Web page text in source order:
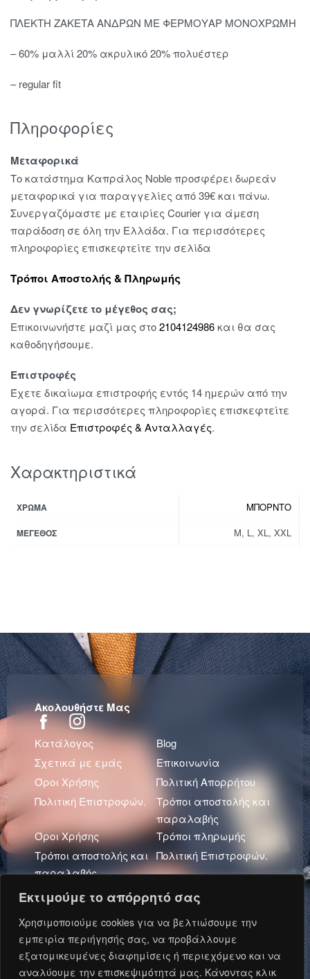
Εκτιμούμε το απόρρητό σας
Χρησιμοποιούμε cookies για να βελτιώσουμε την
εμπειρία περιήγησής σας, να προβάλλουμε
εξατομικευμένες διαφημίσεις ή περιεχόμενο και να
αναλύουμε την επισκεψιμότητά μας. Κάνοντας κλικ
ΠΛΕΚΤΗ ΖΑΚΕΤΑ ΑΝΔΡΩΝ ΜΕ ΦΕΡΜΟΥΑΡ ΜΟΝΟΧΡΩΜΗ
– 60% μαλλί 20% ακρυλικό 20% πολυέστερ
– regular fit
Πληροφορίες
Μεταφορικά
Το κατάστημα Καπράλος Noble προσφέρει δωρεάν
μεταφορικά για παραγγελίες από 39€ και πάνω.
Συνεργαζόμαστε με εταιρίες Courier για άμεση
παράδοση σε όλη την Ελλάδα. Για περισσότερες
πληροφορίες επισκεφτείτε την σελίδα
Τρόποι Αποστολής & Πληρωμής
Δεν γνωρίζετε το μέγεθος σας;
Επικοινωνήστε μαζί μας στο2104124986και θα σας
καθοδηγήσουμε.
Επιστροφές
Έχετε δικαίωμα επιστροφής εντός 14 ημερών από την
αγορά. Για περισσότερες πληροφορίες επισκεφτείτε
την σελίδα Επιστροφές & Ανταλλαγές.
Χαρακτηριστικά
ΧΡΏΜΑ ΜΠΟΡΝΤΟ
ΜΈΓΕΘΟΣ M, L, XL, XXL
Ακολουθήστε Μας
Κατάλογος
Blog
Σχετικά με εμάς
Επικοινωνία
Όροι Χρήσης
Πολιτική Απορρήτου
Πολιτική Επιστροφών.
Τρόποι αποστολής και
παραλαβής
Όροι Χρήσης
Τρόποι πληρωμής
Τρόποι αποστολής και
παραλαβής
Πολιτική Επιστροφών.
Πολιτική Απορρήτου
Πρόσφατα Άρθρα